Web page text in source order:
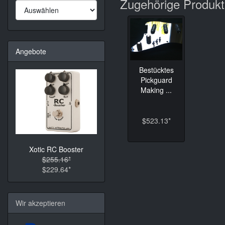
Zugehörige
Bestücktes
Pickguard
Making ...
$523.13*
Angebote
Xotic RC Booster
$255.16*
$229.64*
Wir akzeptieren